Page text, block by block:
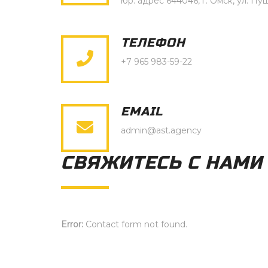
ТЕЛЕФОН
+7 965 983-59-22
EMAIL
admin@ast.agency
СВЯЖИТЕСЬ С НАМИ
Error: Contact form not found.